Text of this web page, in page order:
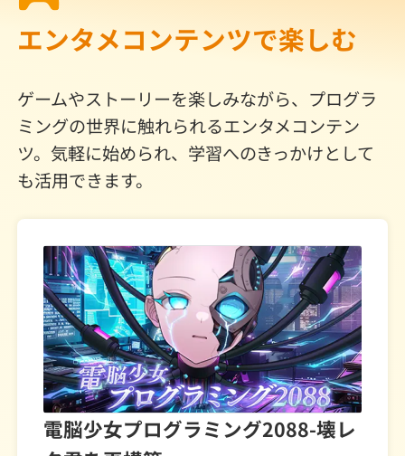
エンタメコンテンツで楽しむ
ゲームやストーリーを楽しみながら、プログラ
ミングの世界に触れられるエンタメコンテン
ツ。気軽に始められ、学習へのきっかけとして
も活用できます。
電脳少女プログラミング2088-壊レ